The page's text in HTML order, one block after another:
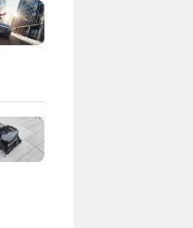
elektromobilu iX3 na
odpočívat. Bazénový